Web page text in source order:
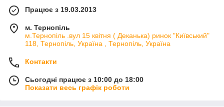
Працює з 19.03.2013
м. Тернопіль
м.Тернопіль .вул 15 квітня ( Деканька) ринок "Київський"
118, Тернопіль, Україна , Тернопіль, Україна
Контакти
Сьогодні працює з 10:00 до 18:00
Показати весь графік роботи